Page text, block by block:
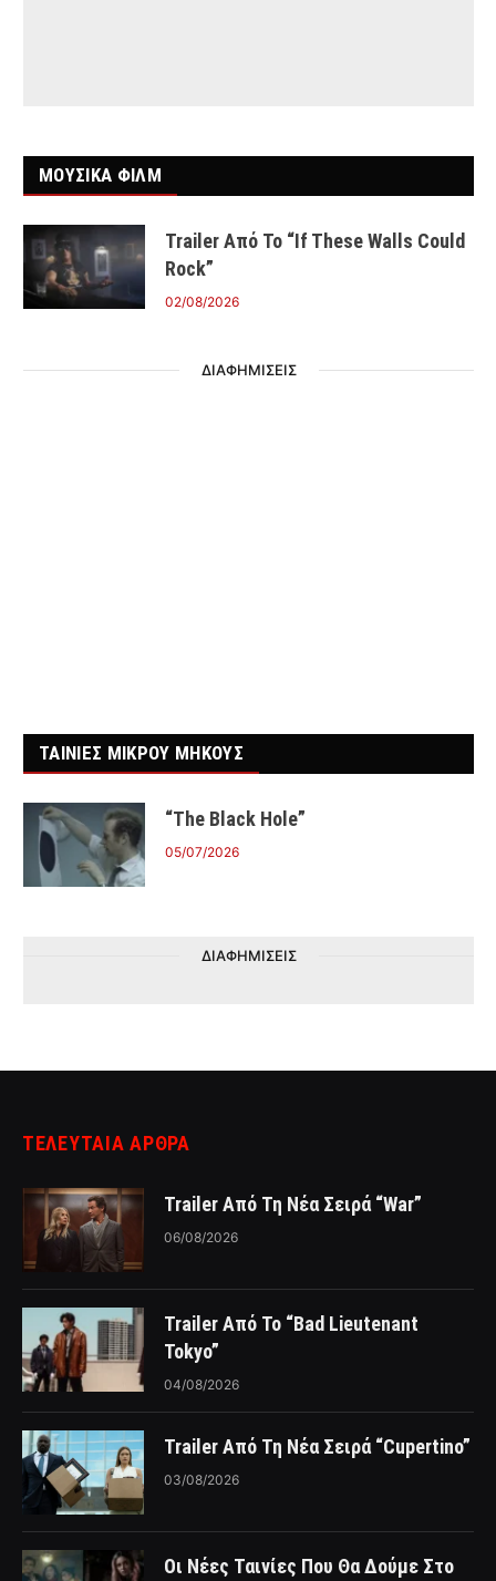
ΜΟΥΣΙΚΑ ΦΙΛΜ
Trailer Από Το “If These Walls Could
Rock”
02/08/2026
ΔΙΑΦΗΜΙΣΕΙΣ
ΤΑΙΝΙΕΣ ΜΙΚΡΟΥ ΜΗΚΟΥΣ
“The Black Hole”
05/07/2026
ΔΙΑΦΗΜΙΣΕΙΣ
ΤΕΛΕΥΤΑΙΑ ΑΡΘΡΑ
Trailer Από Τη Νέα Σειρά “War”
06/08/2026
Trailer Από Το “Bad Lieutenant
Tokyo”
04/08/2026
Trailer Από Τη Νέα Σειρά “Cupertino”
03/08/2026
Οι Νέες Ταινίες Που Θα Δούμε Στο